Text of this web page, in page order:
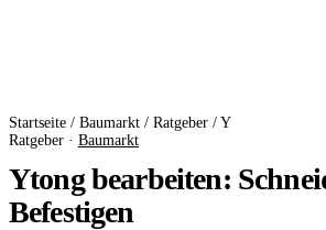
Startseite / Baumarkt / Ratgeber / Y
Ratgeber · Baumarkt
Ytong bearbeiten:
Befestigen